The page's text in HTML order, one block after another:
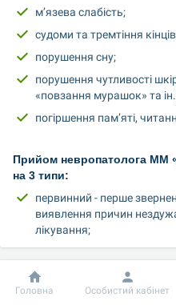
м’язева слабість;
судоми та тремтіння
порушення сну;
порушення чутливості
«повзання мурашок» та
погіршення пам’яті,
Прийом невропатолога ММ
на 3 типи:
первинний - перше
виявлення причин
лікування;
диспансерне
Добробут
Головна Особистий кабінет